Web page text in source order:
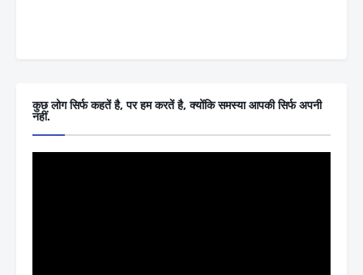
कुछ लोग सिर्फ कहतें है, पर हम करतें है, क्योंकि समस्या आपकी सिर्फ अपनी
नहीं.